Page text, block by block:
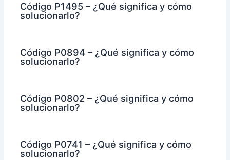
Código P1495 – ¿Qué significa y cómo
solucionarlo?
Código P0894 – ¿Qué significa y cómo
solucionarlo?
Código P0802 – ¿Qué significa y cómo
solucionarlo?
Código P0741 – ¿Qué significa y cómo
solucionarlo?